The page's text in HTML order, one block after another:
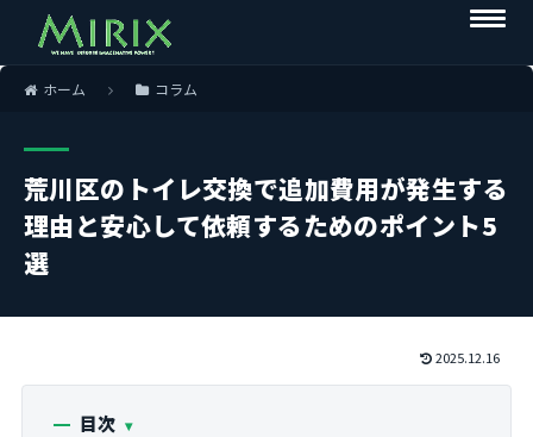
ホーム コラム
荒川区のトイレ交換で追加費用が発生する
理由と安心して依頼するためのポイント5
選
2025.12.16
目次